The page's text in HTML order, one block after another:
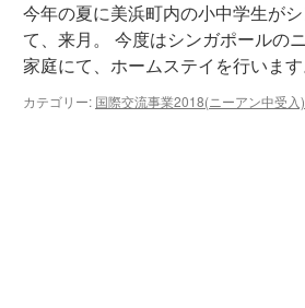
今年の夏に美浜町内の小中学生が
て、来月。 今度はシンガポールの
家庭にて、ホームステイを行いま
カテゴリー: 国際交流事業2018(ニーアン中受入)